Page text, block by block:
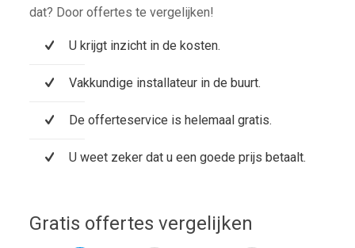
dat? Door offertes te vergelijken!
U krijgt inzicht in de kosten.
Vakkundige installateur in de buurt.
De offerteservice is helemaal gratis.
U weet zeker dat u een goede prijs betaalt.
Gratis offertes vergelijken